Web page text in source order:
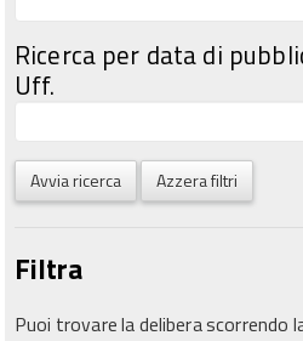
Ricerca per data di
Uff.
Avvia ricerca Azzera filtri
Filtra
Puoi trovare la delibera scorrendo